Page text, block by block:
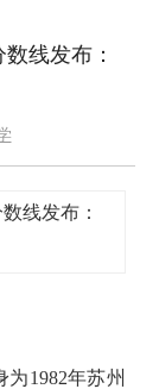
线发布：
1982年苏州